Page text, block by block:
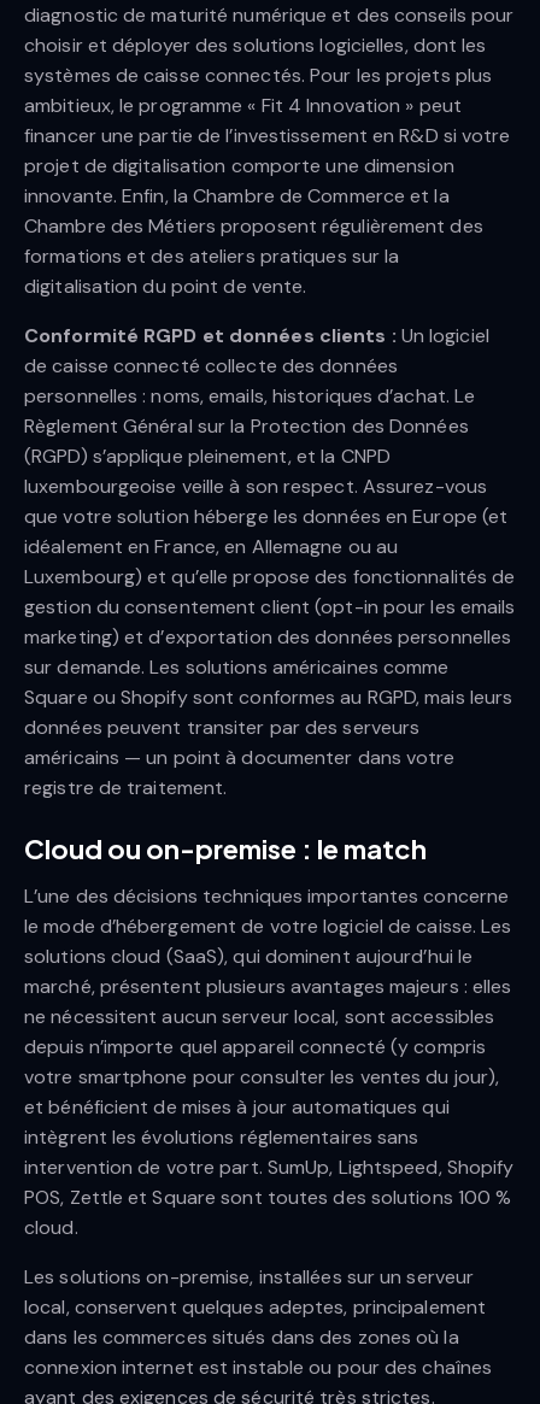
diagnostic de maturité numérique et des conseils pour
choisir et déployer des solutions logicielles, dont les
systèmes de caisse connectés. Pour les projets plus
ambitieux, le programme « Fit 4 Innovation » peut
financer une partie de l’investissement en R&D si votre
projet de digitalisation comporte une dimension
innovante. Enfin, la Chambre de Commerce et la
Chambre des Métiers proposent régulièrement des
formations et des ateliers pratiques sur la
digitalisation du point de vente.
Conformité RGPD et données clients : Un logiciel
de caisse connecté collecte des données
personnelles : noms, emails, historiques d’achat. Le
Règlement Général sur la Protection des Données
(RGPD) s’applique pleinement, et la CNPD
luxembourgeoise veille à son respect. Assurez-vous
que votre solution héberge les données en Europe (et
idéalement en France, en Allemagne ou au
Luxembourg) et qu’elle propose des fonctionnalités de
gestion du consentement client (opt-in pour les emails
marketing) et d’exportation des données personnelles
sur demande. Les solutions américaines comme
Square ou Shopify sont conformes au RGPD, mais leurs
données peuvent transiter par des serveurs
américains — un point à documenter dans votre
registre de traitement.
Cloud ou on-premise : le match
L’une des décisions techniques importantes concerne
le mode d’hébergement de votre logiciel de caisse. Les
solutions cloud (SaaS), qui dominent aujourd’hui le
marché, présentent plusieurs avantages majeurs : elles
ne nécessitent aucun serveur local, sont accessibles
depuis n’importe quel appareil connecté (y compris
votre smartphone pour consulter les ventes du jour),
et bénéficient de mises à jour automatiques qui
intègrent les évolutions réglementaires sans
intervention de votre part. SumUp, Lightspeed, Shopify
POS, Zettle et Square sont toutes des solutions 100 %
cloud.
Les solutions on-premise, installées sur un serveur
local, conservent quelques adeptes, principalement
dans les commerces situés dans des zones où la
connexion internet est instable ou pour des chaînes
ayant des exigences de sécurité très strictes.